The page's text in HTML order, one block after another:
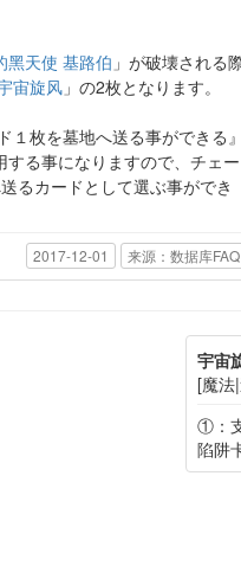
黑天使 基路伯 」が破壊される
宙旋风 」の2枚となります。
１枚を墓地へ送る事ができる』
する事になりますので、チェー
るカードとして選ぶ事ができ
2017-12-01 来源：数据库FAQ
宇宙
[魔法
①：
陷阱